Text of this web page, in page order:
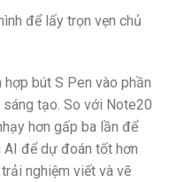
để lấy trọn vẹn chủ
bút S Pen vào phần
tạo. So với Note20
hơn gấp ba lần để
để dự đoán tốt hơn
nghiệm viết và vẽ